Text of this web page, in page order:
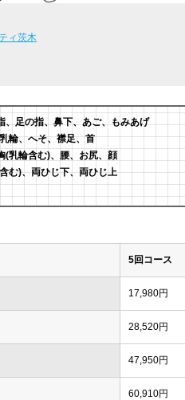
ィ茨木
、足の指、鼻下、あご、もみあげ
輪、へそ、襟足、首
(乳輪含む)、腰、お尻、顔
む)、両ひじ下、両ひじ上
5回コース
17,980円
28,520円
47,950円
60,910円